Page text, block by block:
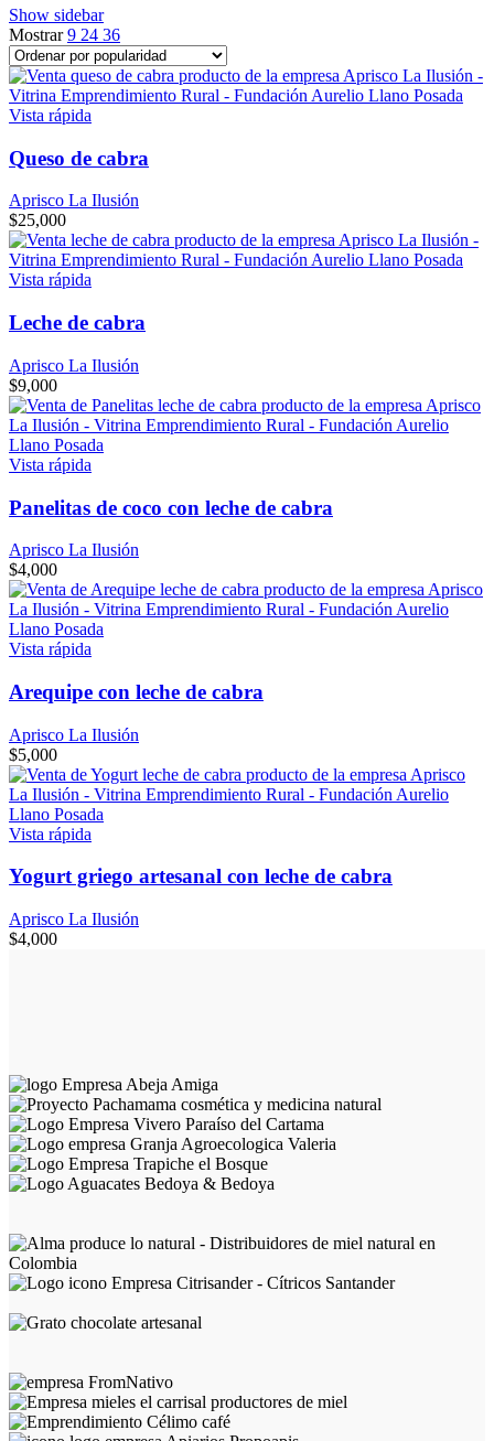
Show sidebar
Mostrar9 24 36
Vista rápida
Queso de cabra
Aprisco La Ilusión
$25,000
Vista rápida
Leche de cabra
Aprisco La Ilusión
$9,000
Vista rápida
Panelitas de coco con leche de cabra
Aprisco La Ilusión
$4,000
Vista rápida
Arequipe con leche de cabra
Aprisco La Ilusión
$5,000
Vista rápida
Yogurt griego artesanal con leche de cabra
Aprisco La Ilusión
$4,000